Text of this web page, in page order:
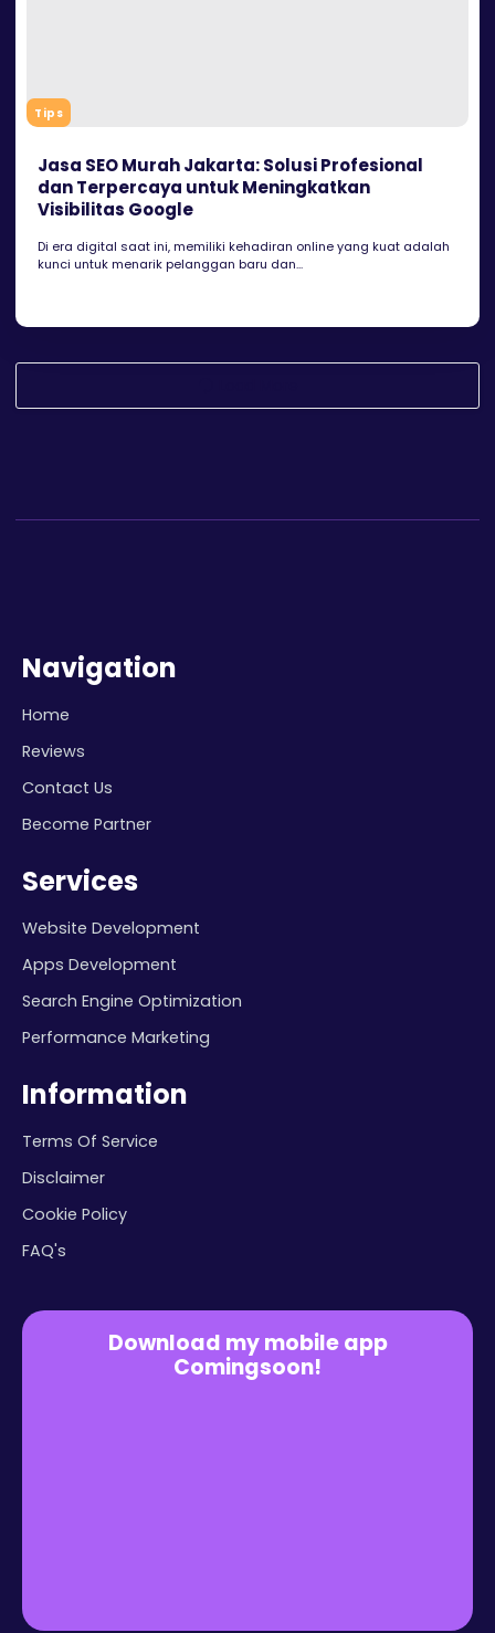
Tips
Jasa SEO Murah Jakarta: Solusi Profesional
dan Terpercaya untuk Meningkatkan
Visibilitas Google
Di era digital saat ini, memiliki kehadiran online yang kuat adalah
kunci untuk menarik pelanggan baru dan...
Navigation
Home
Reviews
Contact Us
Become Partner
Services
Website Development
Apps Development
Search Engine Optimization
Performance Marketing
Information
Terms Of Service
Disclaimer
Cookie Policy
FAQ's
Download my mobile app
Comingsoon!